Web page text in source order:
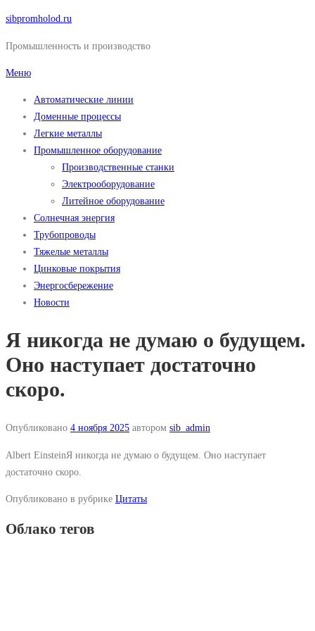
Перейти
содержимому
sibpromholod.ru
Промышленность и производство
Меню
Автоматические линии
Доменные процессы
Легкие металлы
Промышленное оборудование
Производственные станки
Электрооборудование
Литейное оборудование
Солнечная энергия
Трубопроводы
Тяжелые металлы
Цинковые покрытия
Энергосбережение
Новости
Я никогда не думаю о будущем.
Оно наступает достаточно
скоро.
Опубликовано 4 ноября 2025 автором sib_admin
Albert EinsteinЯ никогда не думаю о будущем. Оно наступает
достаточно скоро.
Опубликовано в рубрике Цитаты
Облако тегов